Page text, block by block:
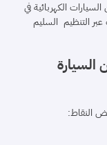
الكهربائية في
التنظيم السليم
النقاط: